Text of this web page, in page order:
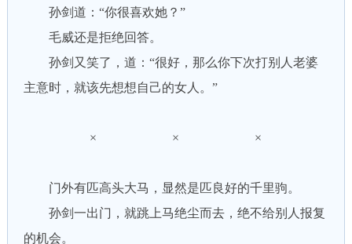
孙剑道：“你很喜欢她？”
毛威还是拒绝回答。
孙剑又笑了，道：“很好，那么你下次打别人老婆
主意时，就该先想想自己的女人。”
× × ×
门外有匹高头大马，显然是匹良好的千里驹。
孙剑一出门，就跳上马绝尘而去，绝不给别人报复
的机会。